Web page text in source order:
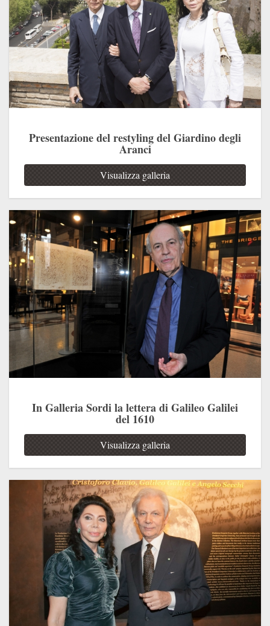
Presentazione del restyling del Giardino degli
Aranci
Visualizza galleria
In Galleria Sordi la lettera di Galileo Galilei
del 1610
Visualizza galleria